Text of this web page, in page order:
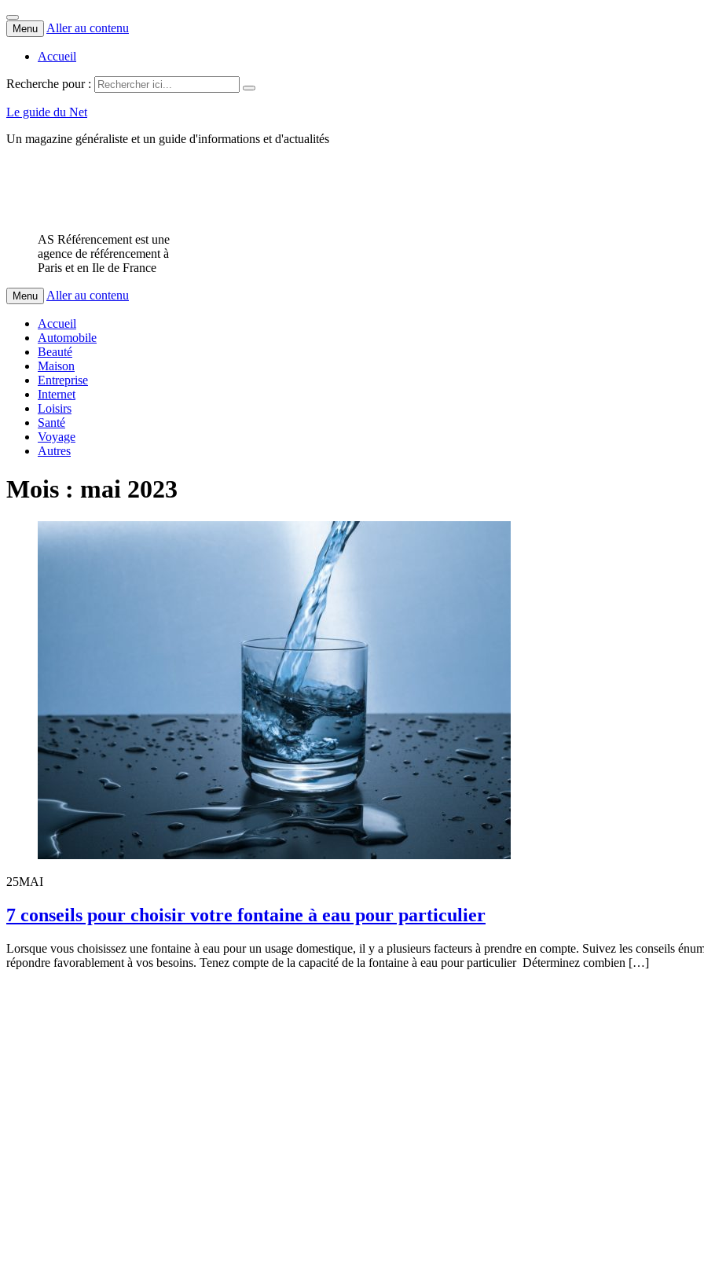
Menu Aller au contenu
Accueil
Recherche pour :
Le guide du Net
Un magazine généraliste et un guide d'informations et d'actualités
AS Référencement est une
agence de référencement à
Paris et en Ile de France
Menu Aller au contenu
Accueil
Automobile
Beauté
Maison
Entreprise
Internet
Loisirs
Santé
Voyage
Autres
Mois : mai 2023
25MAI
7 conseils pour choisir votre fontaine à eau pour particulier
Lorsque vous choisissez une fontaine à eau pour un usage domestique, il y a plusieurs facteurs à prendre en compte. Suivez les conseils
répondre favorablement à vos besoins. Tenez compte de la capacité de la fontaine à eau pour particulier Déterminez combien […]